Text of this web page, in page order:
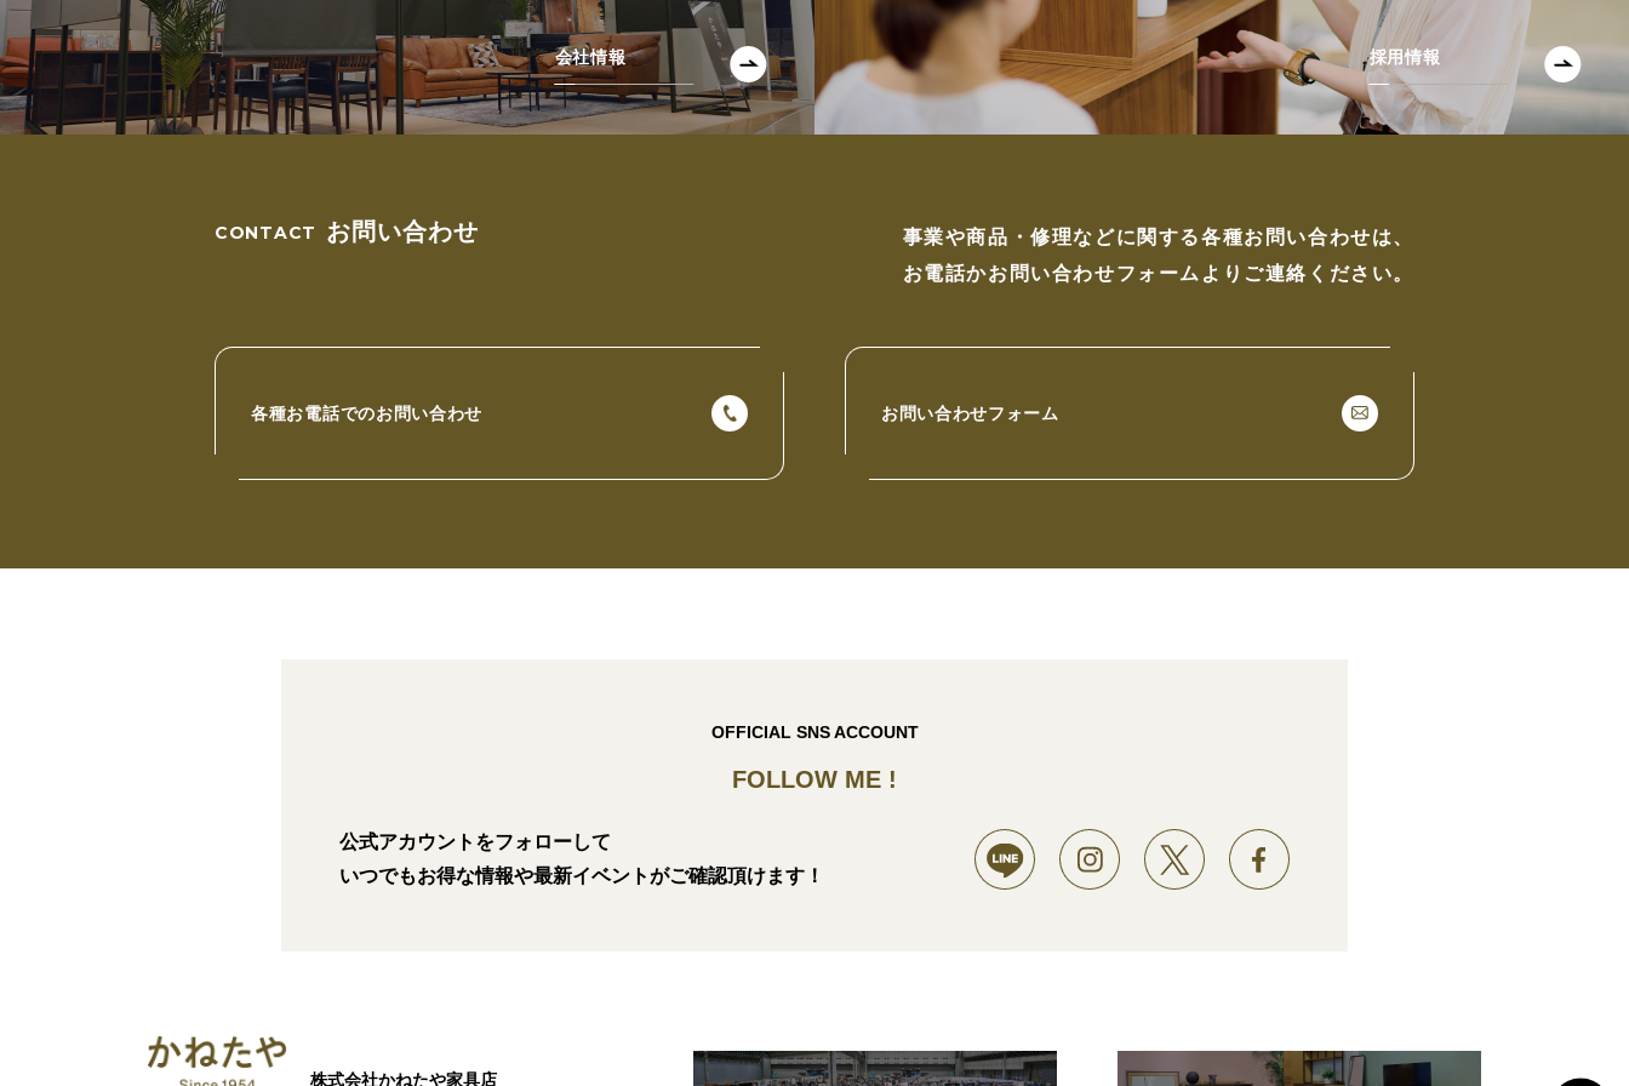
会社情報 採用情報
お問い合わせ
事業や商品・修理などに関する各種お問い合わせは、
お電話かお問い合わせフォームよりご連絡ください。
各種お電話でのお問い合わせ お問い合わせフォーム
OFFICIAL SNS ACCOUNT
FOLLOW ME !
公式アカウントをフォローして
いつでもお得な情報や最新イベントがご確認頂けます！
株式会社かねたや家具店